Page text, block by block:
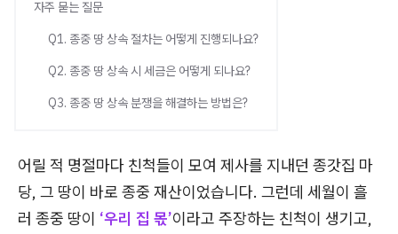
자주 묻는 질문
Q1. 종중 땅 상속 절차는 어떻게 진행되나요?
Q2. 종중 땅 상속 시 세금은 어떻게 되나요?
Q3. 종중 땅 상속 분쟁을 해결하는 방법은?
어릴 적 명절마다 친척들이 모여 제사를 지내던 종갓집 마
당, 그 땅이 바로 종중 재산이었습니다. 그런데 세월이 흘
러 종중 땅이 ‘우리 집 몫’이라고 주장하는 친척이 생기고,